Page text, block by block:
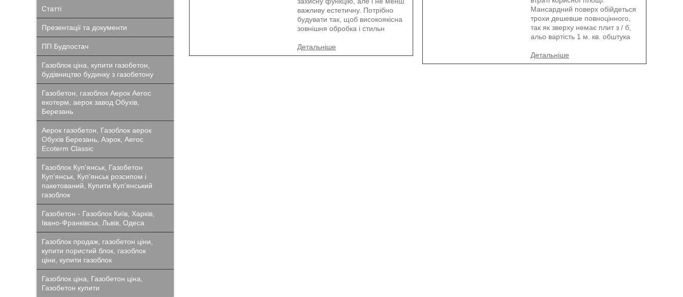
важливу естетичну. Потрібно
будувати так, щоб високоякісна
зовнішня обробка і стильн
Мансардний поверх обійдеться
трохи дешевше повноцінного,
так як зверху немає плит з / б,
альо вартість 1 м. кв. обштука
Статті
Презентації та документи
ПП Будпостач
Газоблок ціна, купити газобетон,
будівництво будинку з газобетону
Газобетон, газоблок Аерок Aeroc
екотерм, аерок завод Обухів,
Березань
Аерок газобетон, Газоблок аерок
Обухів Березань, Аэрок, Aeroc
Ecoterm Classic
Газоблок Куп'янськ, Газобетон
Куп'янськ, Куп'янськ розсипом і
пакетований, Купити Куп'янський
газоблок
Газобетон - Газоблок Київ, Харків,
Івано-Франківськ, Львів, Одеса
Газоблок продаж, газобетон ціни,
купити пористий блок, газоблок
ціни, купити газоблок
Газоблок ціна, Газобетон ціна,
Газобетон купити